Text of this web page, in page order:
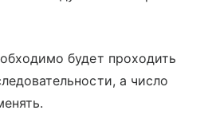
будет проходить
а число